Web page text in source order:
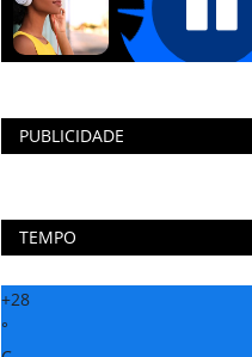
PUBLICIDADE
TEMPO
+28
°